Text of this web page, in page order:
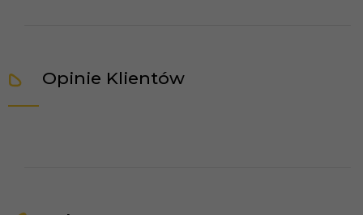
Opinie Klientów